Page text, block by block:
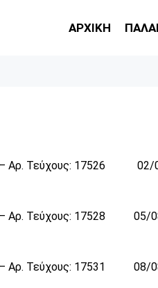
ΑΡΧΙΚΗ
Αρ. Τεύχους: 17526 02/
Αρ. Τεύχους: 17528 05/
Αρ. Τεύχους: 17531 08/